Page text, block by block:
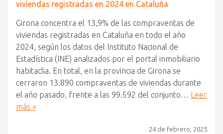
viviendas registradas en 2024 en Cataluña
Girona concentra el 13,9% de las compraventas de
viviendas registradas en Cataluña en todo el año
2024, según los datos del Instituto Nacional de
Estadística (INE) analizados por el portal inmobiliario
habitaclia. En total, en la provincia de Girona se
cerraron 13.890 compraventas de viviendas durante
el año pasado, frente a las 99.592 del conjunto… Leer
más »
24 de febrero, 2025